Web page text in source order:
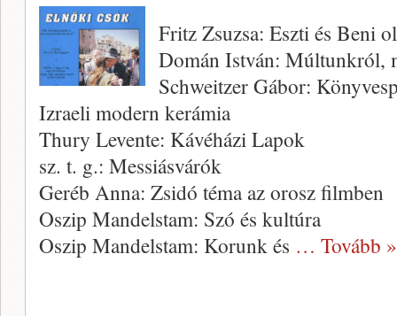
Fritz Zsuzsa: Eszti és Beni
Domán István: Múltunkról,
Schweitzer Gábor:
Izraeli modern kerámia
Thury Levente: Kávéházi Lapok
sz. t. g.: Messiásvárók
Geréb Anna: Zsidó téma az orosz filmben
Oszip Mandelstam: Szó és kultúra
Oszip Mandelstam: Korunk és … Tovább »